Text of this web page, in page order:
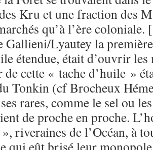
Kru et une fraction des
qu’à l’ère coloniale.
Gallieni/Lyautey la
étendue, était d’ouvrir
de cette « tache d’huile »
Tonkin (cf Brocheux
rares, comme le sel ou
de proche en proche.
riveraines de l’Océan, à
qui eût brisé leur